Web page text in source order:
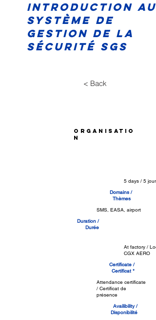
Introduction au
Système de
Gestion de la
Sécurité SGS
< Back
Organisatio
n
5 days / 5 jours
Domains /
Thèmes
SMS, EASA, airport
Duration /
Durée
At factory /
CGX AERO
Certificate /
Certificat *
Attendance certificate
/ Certificat de
présence
Availibility /
Disponibilité